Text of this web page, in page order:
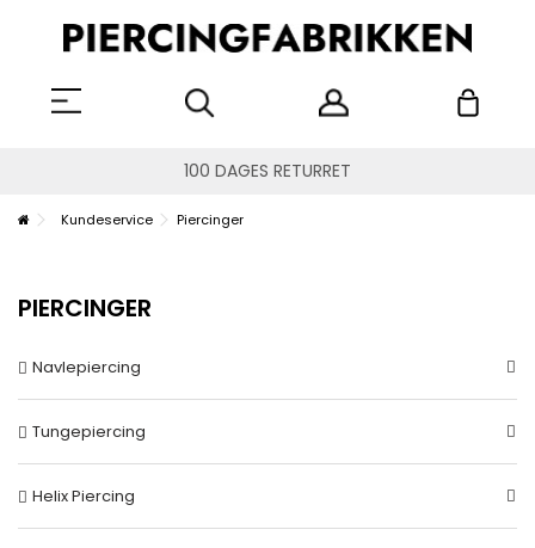
100 DAGES RETURRET
Kundeservice Piercinger
PIERCINGER
Navlepiercing
Tungepiercing
Helix Piercing